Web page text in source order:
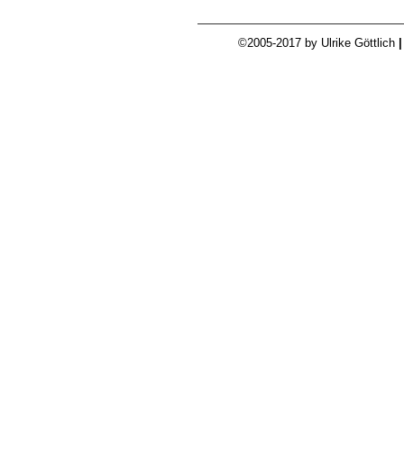
©2005-2017 by Ulrike Göttlich